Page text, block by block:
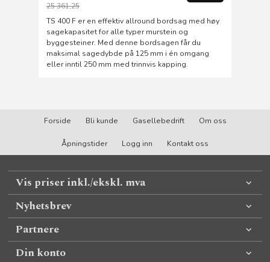
25 361,25
Rabatt
TS 400 F er en effektiv allround bordsag med høy
sagekapasitet for alle typer murstein og
byggesteiner. Med denne bordsagen får du
maksimal sagedybde på 125 mm i én omgang
eller inntil 250 mm med trinnvis kapping.
Forside Bli kunde Gasellebedrift Om oss
Åpningstider Logg inn Kontakt oss
Vis priser inkl./ekskl. mva
Nyhetsbrev
Partnere
Din konto